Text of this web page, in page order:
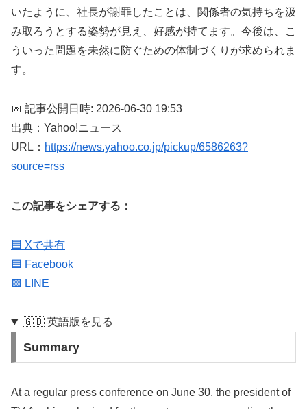
いたように、社長が謝罪したことは、関係者の気持ちを汲
み取ろうとする姿勢が見え、好感が持てます。今後は、こ
ういった問題を未然に防ぐための体制づくりが求められま
す。
📅 記事公開日時: 2026-06-30 19:53
出典：Yahoo!ニュース
URL： https://news.yahoo.co.jp/pickup/6586263?
source=rss
この記事をシェアする：
🟦 Xで共有
🟦 Facebook
🟩 LINE
🇬🇧 英語版を見る
Summary
At a regular press conference on June 30, the president of